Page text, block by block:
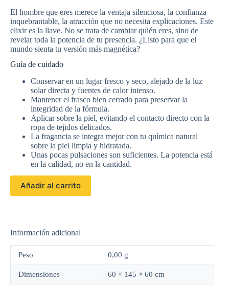
El hombre que eres merece la ventaja silenciosa, la confianza
inquebrantable, la atracción que no necesita explicaciones. Este
elixir es la llave. No se trata de cambiar quién eres, sino de
revelar toda la potencia de tu presencia. ¿Listo para que el
mundo sienta tu versión más magnética?
Guía de cuidado
Conservar en un lugar fresco y seco, alejado de la luz
solar directa y fuentes de calor intenso.
Mantener el frasco bien cerrado para preservar la
integridad de la fórmula.
Aplicar sobre la piel, evitando el contacto directo con la
ropa de tejidos delicados.
La fragancia se integra mejor con tu química natural
sobre la piel limpia y hidratada.
Unas pocas pulsaciones son suficientes. La potencia está
en la calidad, no en la cantidad.
Añadir al carrito
Información adicional
Peso 0,00 g
Dimensiones 60 × 145 × 60 cm